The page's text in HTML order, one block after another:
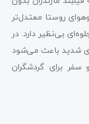
روستا معتدل‌تر
بی‌نظیر دارد. در
شدید باعث می‌شود
برای گردشگران